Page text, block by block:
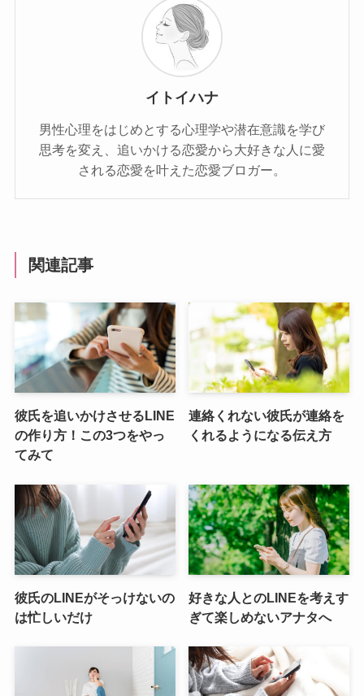
イトイハナ
男性心理をはじめとする心理学や潜在意識を学び
思考を変え、追いかける恋愛から大好きな人に愛
される恋愛を叶えた恋愛ブロガー。
関連記事
彼氏を追いかけさせるLINE
の作り方！この3つをやっ
てみて
連絡くれない彼氏が連絡を
くれるようになる伝え方
彼氏のLINEがそっけないの
は忙しいだけ
好きな人とのLINEを考えす
ぎて楽しめないアナタへ